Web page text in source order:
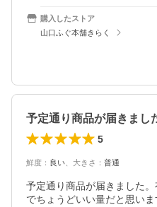
購入したストア
山口ふぐ本舗きらく
5
鮮度 ： 良い 大きさ ： 普通
予定通り商品が届きました
でちょうどいい量だと思い